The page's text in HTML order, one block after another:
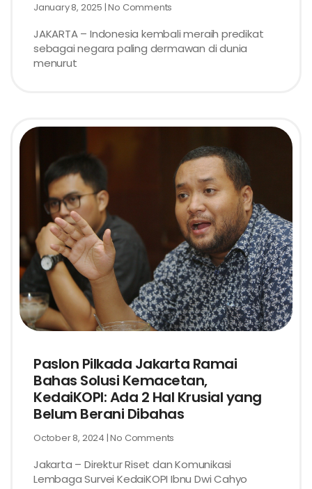
January 8, 2025 No Comments
JAKARTA – Indonesia kembali meraih predikat
sebagai negara paling dermawan di dunia
menurut
Paslon Pilkada Jakarta Ramai
Bahas Solusi Kemacetan,
KedaiKOPI: Ada 2 Hal Krusial yang
Belum Berani Dibahas
October 8, 2024 No Comments
Jakarta – Direktur Riset dan Komunikasi
Lembaga Survei KedaiKOPI Ibnu Dwi Cahyo